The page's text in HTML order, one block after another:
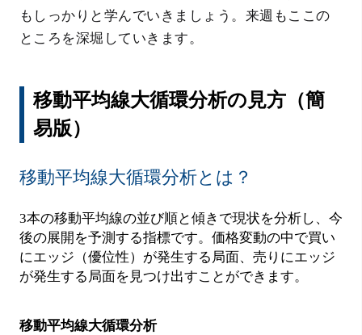
もしっかりと学んでいきましょう。来週もここの
ところを深堀していきます。
移動平均線大循環分析の見方（簡
易版）
移動平均線大循環分析とは？
3本の移動平均線の並び順と傾きで現状を分析し、今
後の展開を予測する指標です。価格変動の中で買い
にエッジ（優位性）が発生する局面、売りにエッジ
が発生する局面を見つけ出すことができます。
移動平均線大循環分析